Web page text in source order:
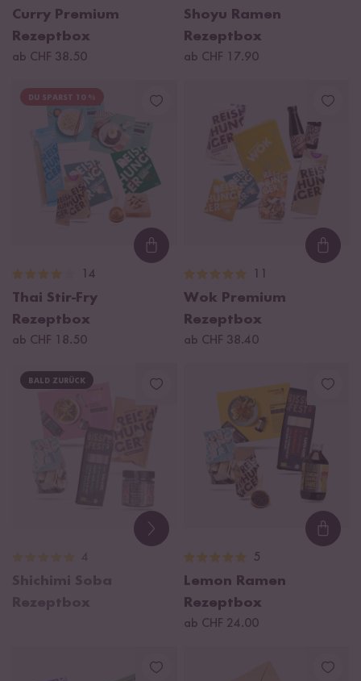
Curry Premium
Rezeptbox
ab CHF 38.50
Shoyu Ramen
Rezeptbox
ab CHF 17.90
DU SPARST 10 %
Loading...
14
Thai Stir-Fry
Rezeptbox
ab CHF 18.50
11
Wok Premium
Rezeptbox
ab CHF 38.40
BALD ZURÜCK
5
Lemon Ramen
Rezeptbox
ab CHF 24.00